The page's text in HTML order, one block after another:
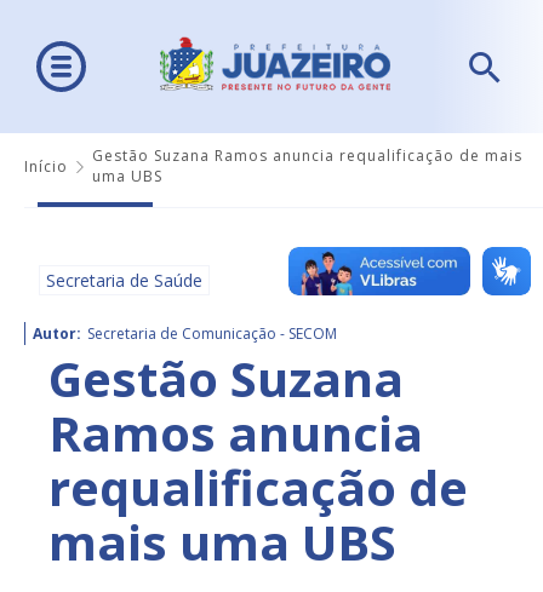
Início
Gestão Suzana Ramos anuncia requalificação de mais
uma UBS
Secretaria de Saúde
Autor: Secretaria de Comunicação - SECOM
Gestão Suzana
Ramos anuncia
requalificação de
mais uma UBS